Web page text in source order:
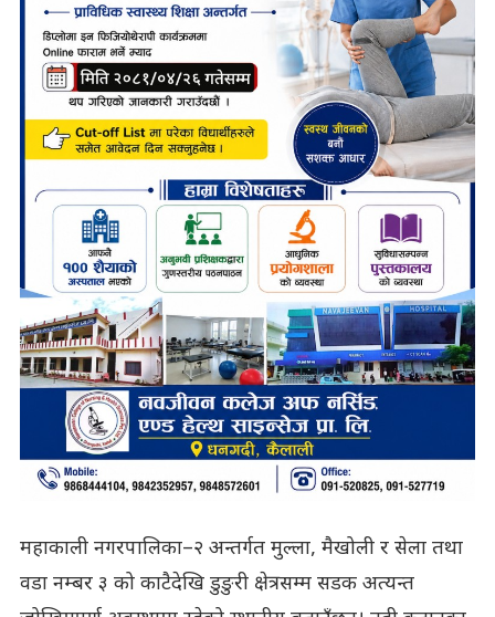
महाकाली नगरपालिका–२ अन्तर्गत मुल्ला, मैखोली र सेला तथा
वडा नम्बर ३ को काटैदेखि डुङुरी क्षेत्रसम्म सडक अत्यन्त